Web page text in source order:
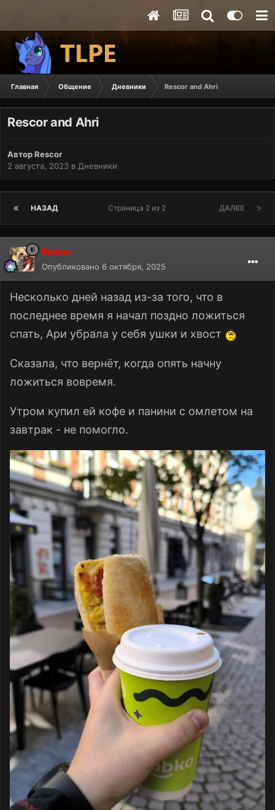
Главная Общение Дневники Rescor and Ahri
Rescor and Ahri
АвторRescor
2 августа, 2023 в Дневники
НАЗАД ДАЛЕЕ
Страница 2 из 2
Rescor
Опубликовано 6 октября, 2025
Несколько дней назад из-за того, что в
последнее время я начал поздно ложиться
спать, Ари убрала у себя ушки и хвост
Сказала, что вернёт, когда опять начну
ложиться вовремя.
Утром купил ей кофе и панини с омлетом на
завтрак - не помогло.